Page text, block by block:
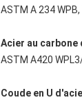
ASTM A 234 WPB,
Acier au carbone
ASTM A420
Coude en U